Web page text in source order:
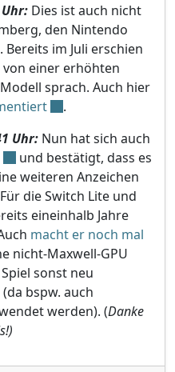
Dies ist auch nicht
den Nintendo
im Juli erschien
von einer erhöhten
sprach. Auch hier
.
Uhr: Nun hat sich auch
und bestätigt, dass es
weiteren Anzeichen
die Switch Lite und
eineinhalb Jahre
macht er noch mal
nicht-Maxwell-GPU
sonst neu
bspw. auch
werden). (Danke